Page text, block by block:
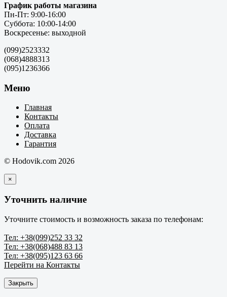
График работы магазина
Пн-Пт: 9:00-16:00
Суббота: 10:00-14:00
Воскресенье: выходной
(099)2523332
(068)4888313
(095)1236366
Меню
Главная
Контакты
Оплата
Доставка
Гарантия
© Hodovik.com 2026
×
Уточнить наличие
Уточните стоимость и возможность заказа по телефонам:
Тел: +38(099)252 33 32
Тел: +38(068)488 83 13
Тел: +38(095)123 63 66
Перейти на Контакты
Закрыть